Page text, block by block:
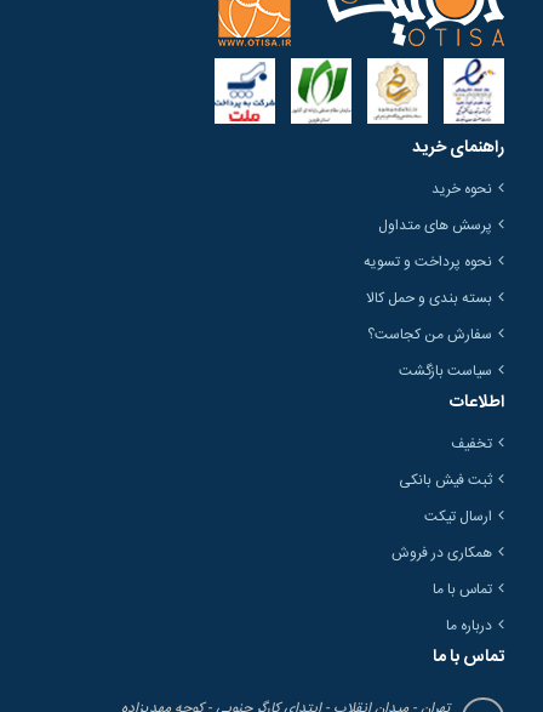
راهنمای خرید
نحوه خرید
پرسش های متداول
نحوه پرداخت و تسویه
بسته بندی و حمل کالا
سفارش من کجاست؟
سیاست بازگشت
اطلاعات
تخفیف
ثبت فیش بانکی
ارسال تیکت
همکاری در فروش
تماس با ما
درباره ما
تماس با ما